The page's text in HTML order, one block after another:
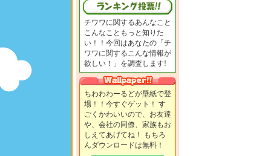
チワワに関するあんなこと
こんなこともっと知りた
い！！今回はあなたの「チ
ワワに関するこんな情報が
欲しい！」を調査します!
ちわわわーるどが壁紙で登
場！！今すぐゲット！ す
ごくかわいいので、お友達
や、会社の同僚、家族もお
しえてあげてね！ もちろ
んダウンロードは無料！